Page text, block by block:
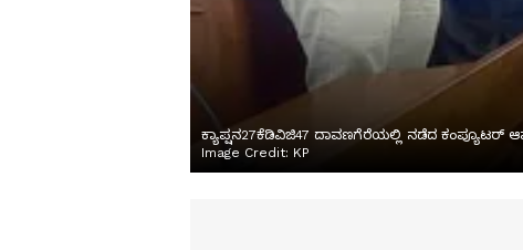
ಕ್ಯಾಪ್ಷನ27ಕೆಡಿವಿಜಿ47 ದಾವಣಗೆರೆಯಲ್ಲಿ ನಡೆದ ಕಂಪ್ಯೂಟರ್
Image Credit: KP